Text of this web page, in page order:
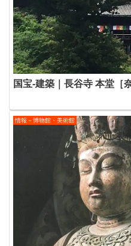
国宝-建築｜長谷寺 本堂［
情報－博物館・美術館